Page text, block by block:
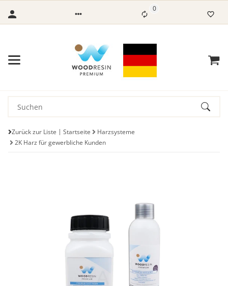
0
Zurück zur Liste Startseite
Harzsysteme
2K Harz für gewerbliche Kunden